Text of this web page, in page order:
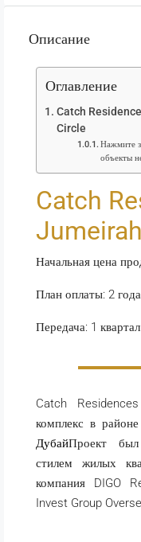
Описание
Оглавление
Catch
Circle
Нажмите
объекты
Catch
Начальная цена
План оплаты: 2
Передача: 1
Catch
комплекс в
ДубайПроект был
стилем жилых
компания DIGO
Invest Group